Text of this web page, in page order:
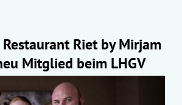
Riet by Mirjam
Mitglied beim LHGV